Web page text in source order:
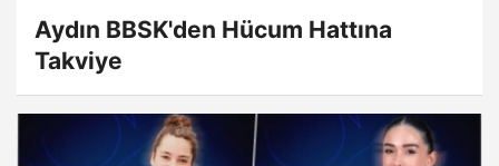
Aydın BBSK'den Hücum Hattına
Takviye